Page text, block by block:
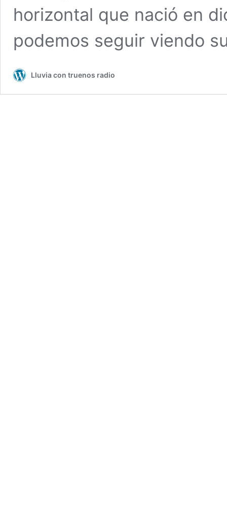
horizontal que nació en
podemos seguir viendo
Lluvia con truenos radio